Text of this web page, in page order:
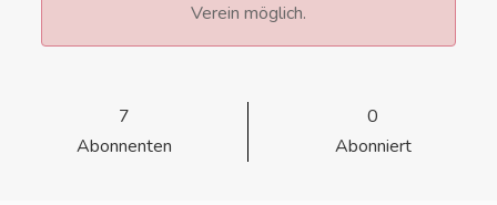
Verein möglich.
7
Abonnenten
0
Abonniert